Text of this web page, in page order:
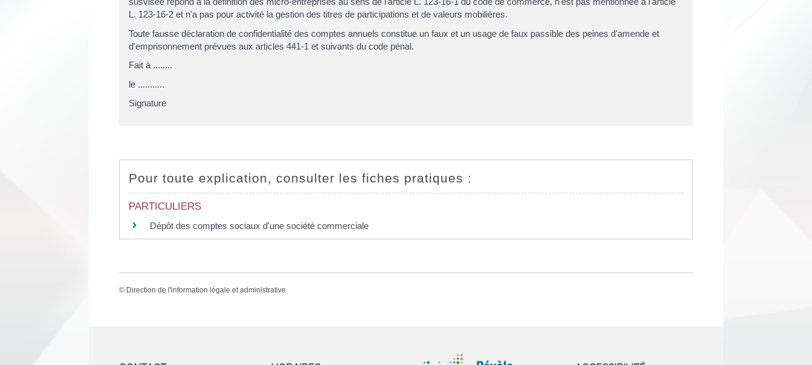
L. 123-16-2 et n'a pas pour activité la gestion des titres de participations et de valeurs mobilières.
Toute fausse déclaration de confidentialité des comptes annuels constitue un faux et un usage de faux passible des peines d'amende et
d'emprisonnement prévues aux articles 441-1 et suivants du code pénal.
Fait à ........
le ...........
Signature
Pour toute explication, consulter les fiches pratiques :
PARTICULIERS
Dépôt des comptes sociaux d'une société commerciale
© Direction de l'information légale et administrative